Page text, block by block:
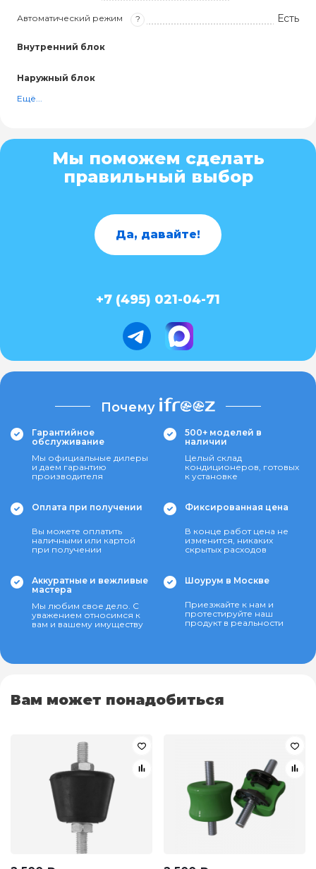
Автоматический режим ? Есть
Внутренний блок
Наружный блок
Ещё...
Мы поможем сделать
правильный выбор
Да, давайте!
+7 (495) 021-04-71
Почему
Гарантийное
обслуживание
Мы официальные дилеры
и даем гарантию
производителя
500+ моделей в
наличии
Целый склад
кондиционеров, готовых
к установке
Оплата при получении
Вы можете оплатить
наличными или картой
при получении
Фиксированная цена
В конце работ цена не
изменится, никаких
скрытых расходов
Аккуратные и вежливые
мастера
Мы любим свое дело. С
уважением относимся к
вам и вашему имуществу
Шоурум в Москве
Приезжайте к нам и
протестируйте наш
продукт в реальности
Вам может понадобиться